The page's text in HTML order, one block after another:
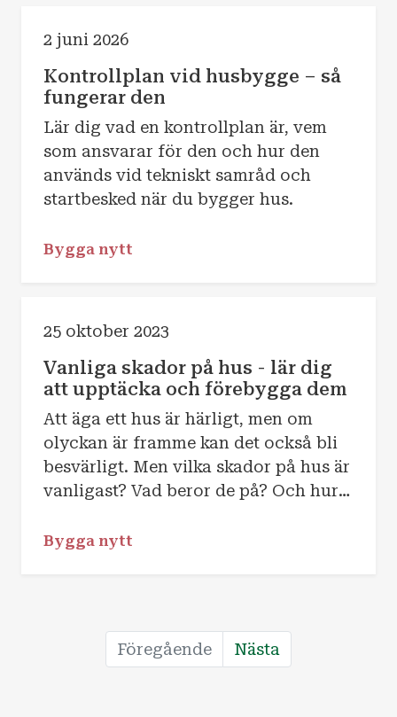
2 juni 2026
Kontrollplan vid husbygge – så
fungerar den
Lär dig vad en kontrollplan är, vem
som ansvarar för den och hur den
används vid tekniskt samråd och
startbesked när du bygger hus.
Bygga nytt
25 oktober 2023
Vanliga skador på hus - lär dig
att upptäcka och förebygga dem
Att äga ett hus är härligt, men om
olyckan är framme kan det också bli
besvärligt. Men vilka skador på hus är
vanligast? Vad beror de på? Och hur
Bygga nytt
Föregående Nästa